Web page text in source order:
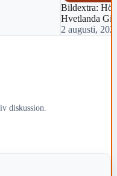
Bildextra:
Hvetlanda Gif
2 augusti,
diskussion.